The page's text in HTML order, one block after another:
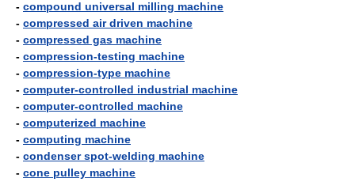
- compound universal milling machine
- compressed air driven machine
- compressed gas machine
- compression-testing machine
- compression-type machine
- computer-controlled industrial machine
- computer-controlled machine
- computerized machine
- computing machine
- condenser spot-welding machine
- cone pulley machine